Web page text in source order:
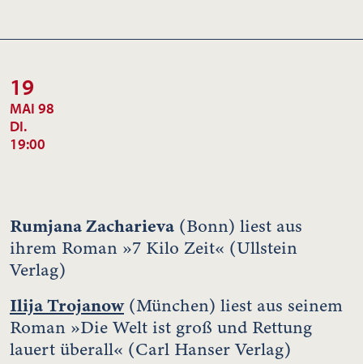
19
MAI 98
DI.
19:00
Rumjana Zacharieva (Bonn) liest aus
ihrem Roman »7 Kilo Zeit« (Ullstein
Verlag)
Ilija Trojanow(München) liest aus seinem
Roman »Die Welt ist groß und Rettung
lauert überall« (Carl Hanser Verlag)